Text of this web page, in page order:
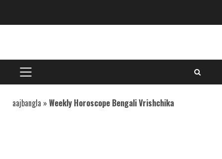
PRIMARY
MENU
aajbangla » Weekly Horoscope Bengali Vrishchika